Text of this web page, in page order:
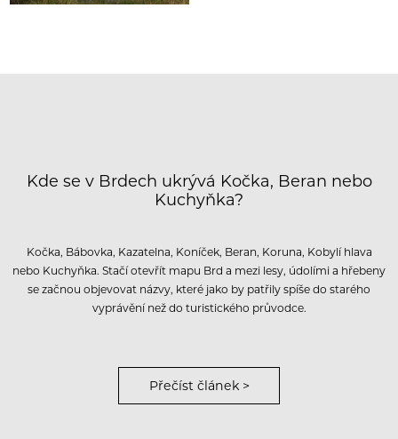
Kde se v Brdech ukrývá Kočka, Beran nebo
Kuchyňka?
Kočka, Bábovka, Kazatelna, Koníček, Beran, Koruna, Kobylí hlava
nebo Kuchyňka. Stačí otevřít mapu Brd a mezi lesy, údolími a hřebeny
se začnou objevovat názvy, které jako by patřily spíše do starého
vyprávění než do turistického průvodce.
Přečíst článek >